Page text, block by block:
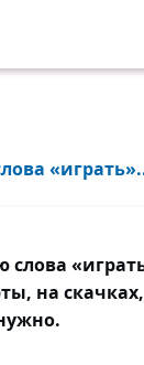
слова
на